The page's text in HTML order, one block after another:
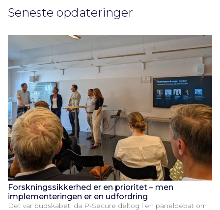
Seneste opdateringer
Forskningssikkerhed er en prioritet – men
implementeringen er en udfordring
Det var budskabet, da P-Secure deltog i en paneldebat om